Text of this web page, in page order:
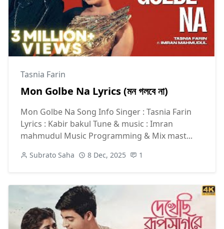
Tasnia Farin
Mon Golbe Na Lyrics (মন গলবে না)
Mon Golbe Na Song Info Singer : Tasnia Farin
Lyrics : Kabir bakul Tune & music : Imran
mahmudul Music Programming & Mix mast...
Subrato Saha 8 Dec, 2025 1